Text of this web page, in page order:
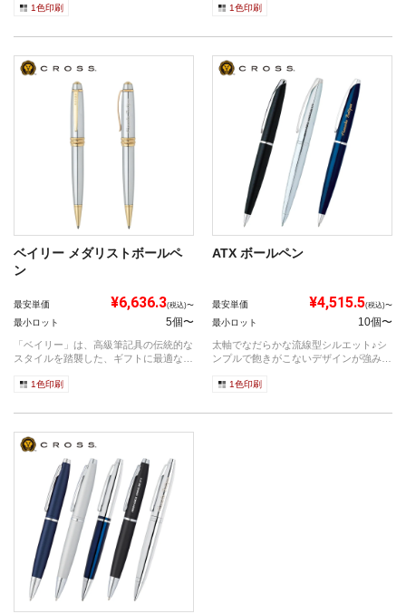
1色印刷 1色印刷
ベイリー メダリストボールペ
ン
最安単価 ¥6,636.3(税込)〜
最小ロット 5個〜
「ベイリー」は、高級筆記具の伝統的な
スタイルを踏襲した、ギフトに最適なシ
1色印刷
ATX ボールペン
最安単価 ¥4,515.5(税込)〜
最小ロット 10個〜
太軸でなだらかな流線型シルエット♪シ
ンプルで飽きがこないデザインが強みで
1色印刷